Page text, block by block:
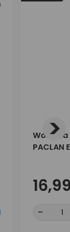
Worki
PACLAN
-
>